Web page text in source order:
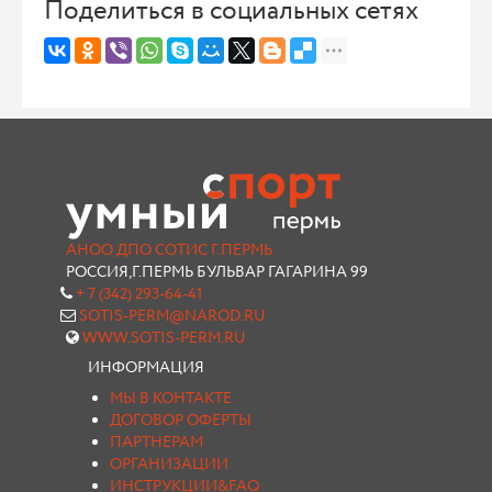
Поделиться в социальных сетях
АНОО ДПО СОТИС Г.ПЕРМЬ
РОССИЯ,Г.ПЕРМЬ БУЛЬВАР ГАГАРИНА 99
+ 7 (342) 293-64-41
SOTIS-PERM@NAROD.RU
WWW.SOTIS-PERM.RU
ИНФОРМАЦИЯ
МЫ В КОНТАКТЕ
ДОГОВОР ОФЕРТЫ
ПАРТНЕРАМ
ОРГАНИЗАЦИИ
ИНСТРУКЦИИ&FAQ